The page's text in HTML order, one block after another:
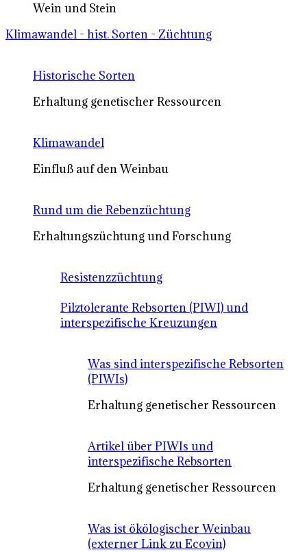
Wein und Stein
Klimawandel - hist. Sorten - Züchtung
Historische Sorten
Erhaltung genetischer Ressourcen
Klimawandel
Einfluß auf den Weinbau
Rund um die Rebenzüchtung
Erhaltungszüchtung und Forschung
Resistenzzüchtung
Pilztolerante Rebsorten (PIWI) und
interspezifische Kreuzungen
Was sind interspezifische Rebsorten
(PIWIs)
Erhaltung genetischer Ressourcen
Artikel über PIWIs und
interspezifische Rebsorten
Erhaltung genetischer Ressourcen
Was ist ökölogischer Weinbau
(externer Link zu Ecovin)